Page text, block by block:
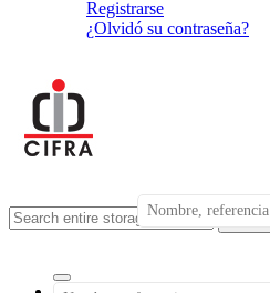
Registrarse
¿Olvidó su contraseña?
search